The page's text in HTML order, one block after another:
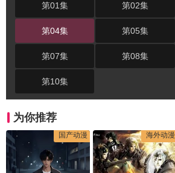
第01集 第02集
第04集 第05集
第07集 第08集
第10集
为你推荐
国产动漫 海外动漫